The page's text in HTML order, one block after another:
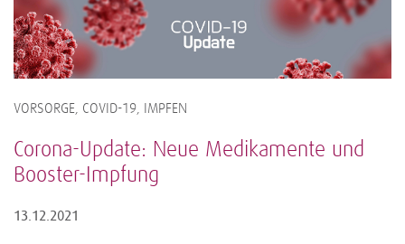
VORSORGE, COVID-19, IMPFEN
Corona-Update: Neue Medikamente und
Booster-Impfung
13.12.2021